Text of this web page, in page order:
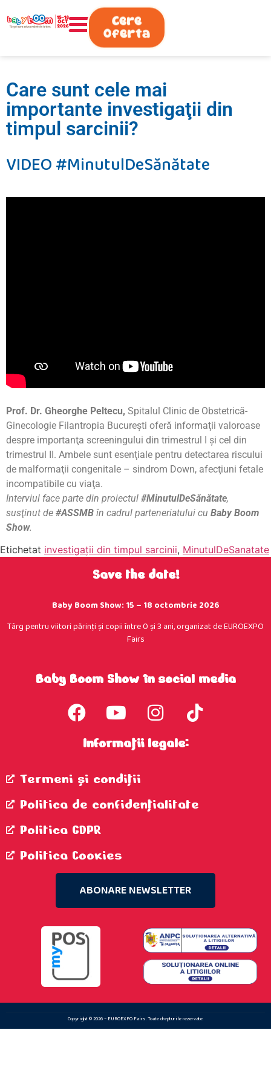
0730.808.038 Cere
Oferta
Care sunt cele mai
importante investigaţii din
timpul sarcinii?
VIDEO #MinutulDeSănătate
Prof. Dr. Gheorghe Peltecu, Spitalul Clinic de Obstetrică-
Ginecologie Filantropia Bucureşti oferă informaţii valoroase
despre importanţa screeningului din trimestrul I şi cel din
trimestrul II. Ambele sunt esenţiale pentru detectarea riscului
de malformaţii congenitale – sindrom Down, afecţiuni fetale
incompatibile cu viaţa.
Interviul face parte din proiectul #MinutulDeSănătate,
susţinut de #ASSMB în cadrul parteneriatului cu Baby Boom
Show.
Etichetat investigaţii din timpul sarcinii, MinutulDeSanatate
Save the date!
Baby Boom Show: 15 – 18 octombrie 2026
Târg pentru viitori părinţi şi copii între 0 şi 3 ani, organizat de EUROEXPO
Fairs
Baby Boom Show în social media
Informații legale:
Termeni şi condiţii
Politica de confidenţialitate
Politica GDPR
Politica Cookies
ABONARE NEWSLETTER
Copyright © 2026 – EUROEXPO Fairs. Toate drepturile rezervate.